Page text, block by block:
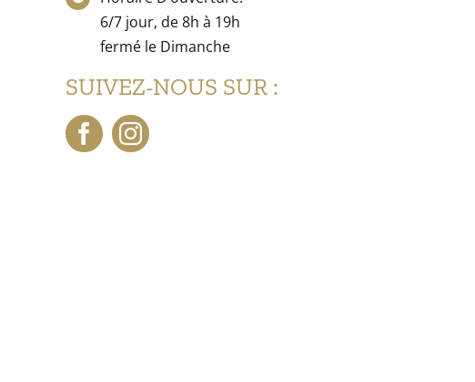
6/7 jour, de 8h à 19h
fermé le Dimanche
SUIVEZ-NOUS SUR :